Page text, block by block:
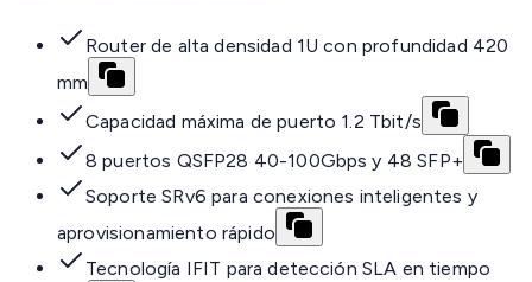
Router de alta densidad 1U con profundidad 420
mm
Capacidad máxima de puerto 1.2 Tbit/s
8 puertos QSFP28 40-100Gbps y 48 SFP+
Soporte SRv6 para conexiones inteligentes y
aprovisionamiento rápido
Tecnología IFIT para detección SLA en tiempo